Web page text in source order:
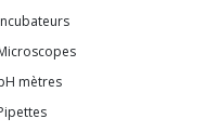
mètres